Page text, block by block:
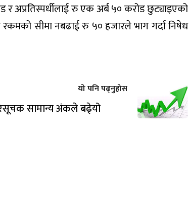
अप्रतिस्पर्धीलाई रु एक अर्ब ५० करोड छुट्याइएको
सीमा नबढाई रु ५० हजारले भाग गर्दा निषेध
यो पनि पढ्नुहोस
सामान्य अंकले बढे्यो